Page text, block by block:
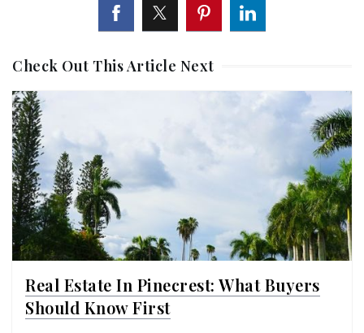
Check Out This Article Next
Real Estate In Pinecrest: What Buyers
Should Know First